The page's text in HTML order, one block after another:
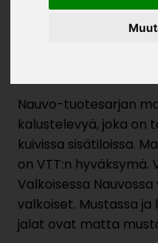
Nauvo-tuotesarjan
kalustelevyä, joka
kuivissa sisätiloissa.
on VTT:n
Valkoisessa
valkoiset. Mustassa
jalat ovat matta